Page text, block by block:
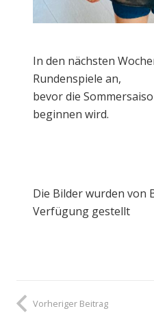
In den nächsten
Rundenspiele an,
bevor die
beginnen wird.
Die Bilder wurden von
Verfügung gestellt
Vorheriger Beitrag